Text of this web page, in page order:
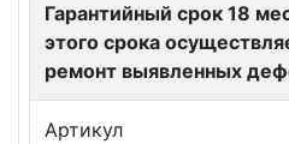
Гарантийный срок 18
этого срока
ремонт выявленных
Артикул